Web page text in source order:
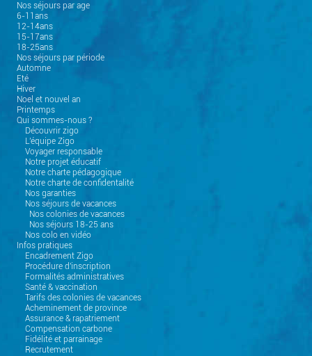
Nos séjours par age
6-11ans
12-14ans
15-17ans
18-25ans
Nos séjours par période
Automne
Eté
Hiver
Noel et nouvel an
Printemps
Qui sommes-nous ?
Découvrir zigo
L'équipe Zigo
Voyager responsable
Notre projet éducatif
Notre charte pédagogique
Notre charte de confidentalité
Nos garanties
Nos séjours de vacances
Nos colonies de vacances
Nos séjours 18-25 ans
Nos colo en vidéo
Infos pratiques
Encadrement Zigo
Procédure d'inscription
Formalités administratives
Santé & vaccination
Tarifs des colonies de vacances
Acheminement de province
Assurance & rapatriement
Compensation carbone
Fidélité et parrainage
Recrutement